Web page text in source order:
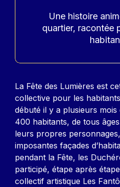
Accroche
Une histoire
quartier, racontée
Contenu
La Fête des Lumières est
collective pour les
débuté il y a plusieurs mois
400 habitants, de tous
leurs propres
imposantes façades
pendant la Fête, les
participé, étape après
collectif artistique Les